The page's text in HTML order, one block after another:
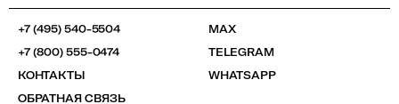
+7 (495) 540-5504
+7 (800) 555-0474
КОНТАКТЫ
ОБРАТНАЯ СВЯЗЬ
MAX
TELEGRAM
WHATSAPP